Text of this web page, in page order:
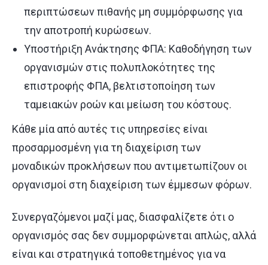
περιπτώσεων πιθανής μη συμμόρφωσης για
την αποτροπή κυρώσεων.
Υποστήριξη Ανάκτησης ΦΠΑ: Καθοδήγηση των
οργανισμών στις πολυπλοκότητες της
επιστροφής ΦΠΑ, βελτιστοποίηση των
ταμειακών ροών και μείωση του κόστους.
Κάθε μία από αυτές τις υπηρεσίες είναι
προσαρμοσμένη για τη διαχείριση των
μοναδικών προκλήσεων που αντιμετωπίζουν οι
οργανισμοί στη διαχείριση των έμμεσων φόρων.
Συνεργαζόμενοι μαζί μας, διασφαλίζετε ότι ο
οργανισμός σας δεν συμμορφώνεται απλώς, αλλά
είναι και στρατηγικά τοποθετημένος για να